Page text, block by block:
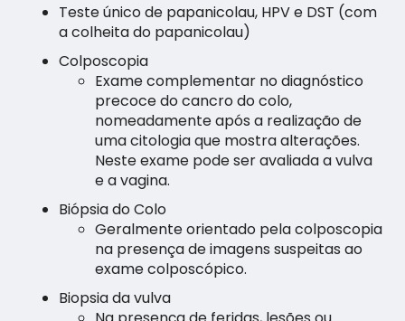
Teste único de papanicolau, HPV e DST (com
a colheita do papanicolau)
Colposcopia
Exame complementar no diagnóstico
precoce do cancro do colo,
nomeadamente após a realização de
uma citologia que mostra alterações.
Neste exame pode ser avaliada a vulva
e a vagina.
Biópsia do Colo
Geralmente orientado pela colposcopia
na presença de imagens suspeitas ao
exame colposcópico.
Biopsia da vulva